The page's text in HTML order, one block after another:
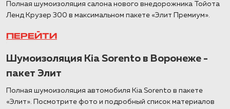
Полная шумоизоляция салона нового внедорожника Тойота
Ленд Крузер 300 в максимальном пакете «Элит Премиум».
ПЕРЕЙТИ
Шумоизоляция Kia Sorento в Воронеже -
пакет Элит
Полная шумоизоляция автомобиля Kia Sorento в пакете
«Элит». Посмотрите фото и подробный список материалов